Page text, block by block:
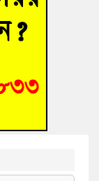
জনগণ আপনাদের
দিবসের